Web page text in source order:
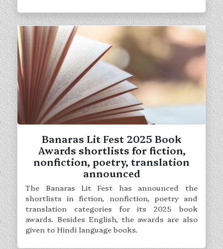
Banaras Lit Fest 2025 Book
Awards shortlists for fiction,
nonfiction, poetry, translation
announced
The Banaras Lit Fest has announced the
shortlists in fiction, nonfiction, poetry and
translation categories for its 2025 book
awards. Besides English, the awards are also
given to Hindi language books.